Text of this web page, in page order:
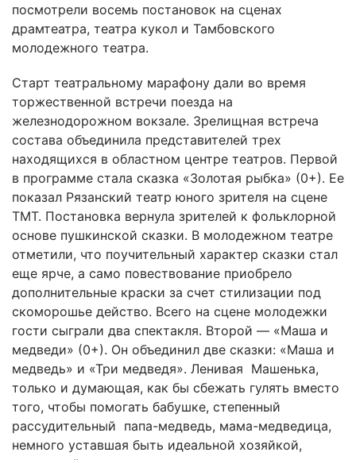
посмотрели восемь постановок на сценах
драмтеатра, театра кукол и Тамбовского
молодежного театра.
Старт театральному марафону дали во время
торжественной встречи поезда на
железнодорожном вокзале. Зрелищная встреча
состава объединила представителей трех
находящихся в областном центре театров. Первой
в программе стала сказка «Золотая рыбка» (0+). Ее
показал Рязанский театр юного зрителя на сцене
ТМТ. Постановка вернула зрителей к фольклорной
основе пушкинской сказки. В молодежном театре
отметили, что поучительный характер сказки стал
еще ярче, а само повествование приобрело
дополнительные краски за счет стилизации под
скоморошье действо. Всего на сцене молодежки
гости сыграли два спектакля. Второй — «Маша и
медведи» (0+). Он объединил две сказки: «Маша и
медведь» и «Три медведя». Ленивая Машенька,
только и думающая, как бы сбежать гулять вместо
того, чтобы помогать бабушке, степенный
рассудительный папа-медведь, мама-медведица,
немного уставшая быть идеальной хозяйкой,